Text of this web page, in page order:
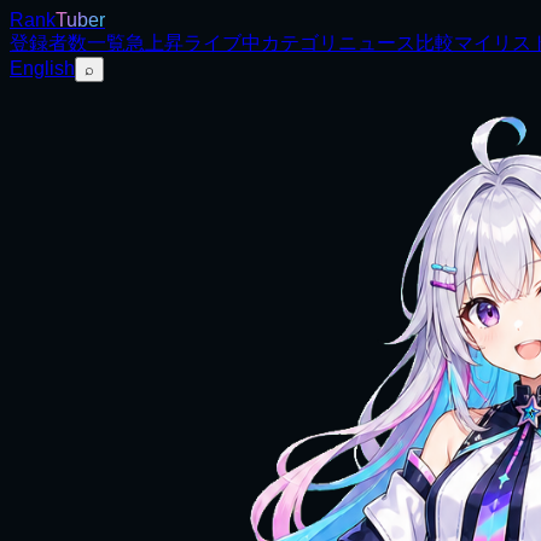
RankTuber
登録者数一覧急上昇ライブ中 カテゴリ ニュース 比較マイリス
English
⌕